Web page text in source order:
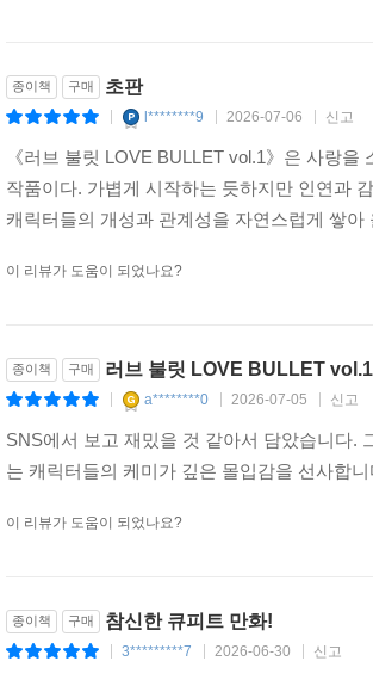
종이책 구매 초판
l********9 2026-07-06 신고
《러브 불릿 LOVE BULLET vol.1》은 사랑
작품이다. 가볍게 시작하는 듯하지만 인연과
캐릭터들의 개성과 관계성을 자연스럽게 쌓
이 리뷰가 도움이 되었나요?
종이책 구매 러브 불릿 LOVE BULLET vol.1
a********0 2026-07-05 신고
SNS에서 보고 재밌을 것 같아서 담았습니다.
는 캐릭터들의 케미가 깊은 몰입감을 선사합
이 리뷰가 도움이 되었나요?
종이책 구매 참신한 큐피트 만화!
3*********7 2026-06-30 신고